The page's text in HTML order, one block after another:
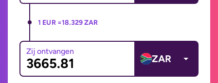
1 EUR =18.329 ZAR
Zij ontvangen
ZAR